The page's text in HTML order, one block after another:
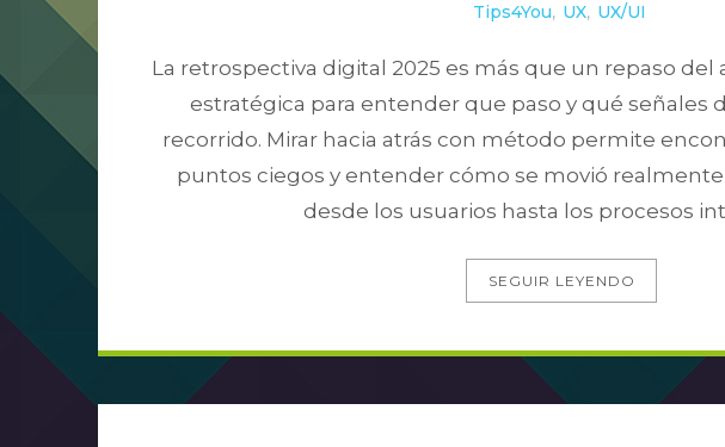
Tips4You, UX, UX/UI
La retrospectiva digital 2025 es más que un repaso del
estratégica para entender que paso y qué señales
recorrido. Mirar hacia atrás con método permite
puntos ciegos y entender cómo se movió
desde los usuarios hasta los procesos
SEGUIR LEYENDO